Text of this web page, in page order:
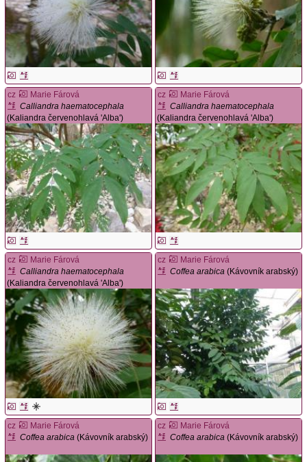
cz
Marie Fárová
Calliandra haematocephala
(Kaliandra červenohlavá 'Alba')
cz
Marie Fárová
Calliandra haematocephala
(Kaliandra červenohlavá 'Alba')
cz
Marie Fárová
Calliandra haematocephala
(Kaliandra červenohlavá 'Alba')
cz
Marie Fárová
Coffea arabica (Kávovník arabský)
cz
Marie Fárová
Coffea arabica (Kávovník arabský)
cz
Marie Fárová
Coffea arabica (Kávovník arabský)